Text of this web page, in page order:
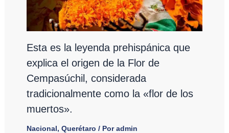
Esta es la leyenda prehispánica que
explica el origen de la Flor de
Cempasúchil, considerada
tradicionalmente como la «flor de los
muertos».
Nacional, Querétaro / Poradmin